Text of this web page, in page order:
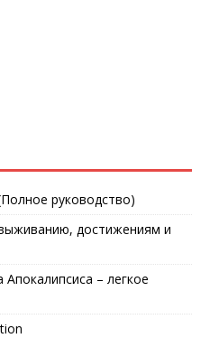
руководство)
достижениям и
– легкое